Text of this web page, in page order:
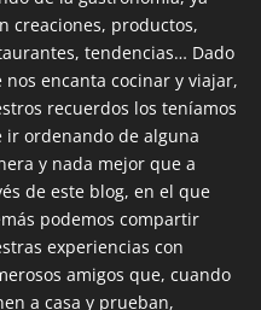
creaciones, productos,
tendencias… Dado
nos encanta cocinar y viajar,
recuerdos los teníamos
ir ordenando de alguna
y nada mejor que a
de este blog, en el que
podemos compartir
experiencias con
amigos que, cuando
a casa y prueban,